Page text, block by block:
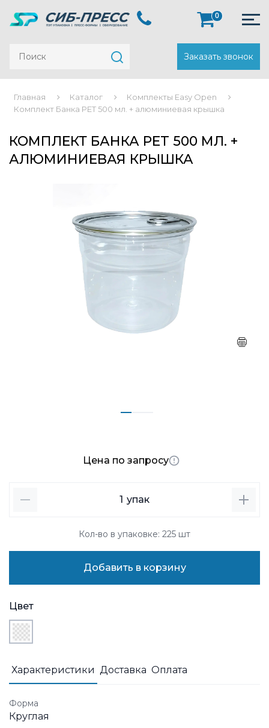
0
Заказать звонок
Главная Каталог
Комплекты Easy Open
Комплект Банка PET 500 мл. + алюминиевая крышка
КОМПЛЕКТ БАНКА PET 500 МЛ. +
АЛЮМИНИЕВАЯ КРЫШКА
Цвет
Цена по запросу
1 упак
Кол-во в упаковке: 225 шт
Добавить в корзину
Характеристики Доставка Оплата
Форма
Круглая